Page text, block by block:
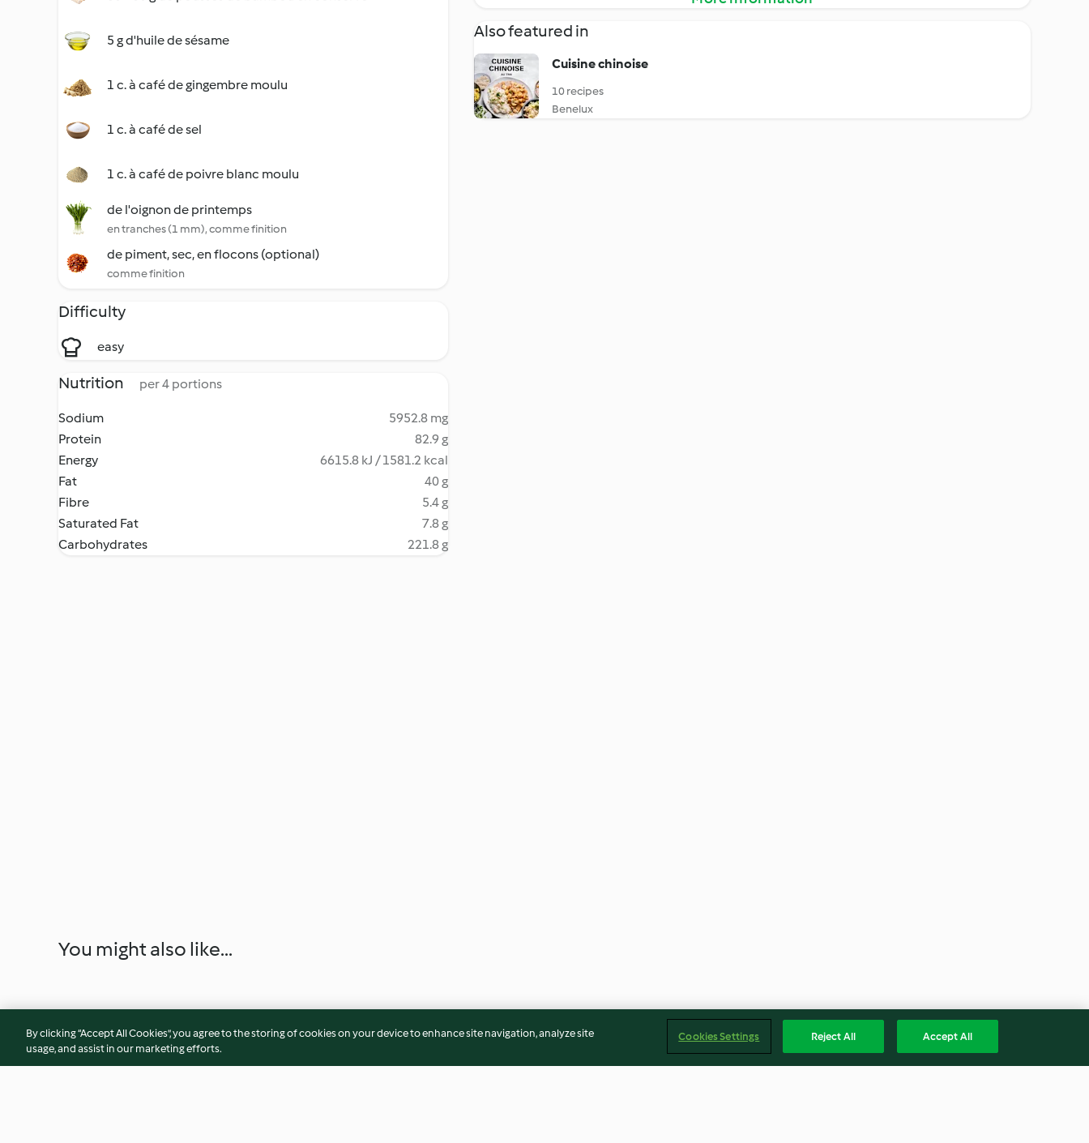
5 g d'huile de sésame
1 c. à café de gingembre moulu
1 c. à café de sel
1 c. à café de poivre blanc moulu
de l'oignon de printemps
en tranches (1 mm), comme finition
de piment, sec, en flocons (optional)
comme finition
Difficulty
easy
Nutrition per 4 portions
Sodium
5952.8 mg
Protein
82.9 g
Energy
6615.8 kJ / 1581.2 kcal
Fat
40 g
Fibre
5.4 g
Saturated Fat
7.8 g
Carbohydrates
221.8 g
Also featured in
Cuisine chinoise
10 recipes
Benelux
You might also like...
By clicking “Accept All Cookies”, you agree to the storing of cookies on your device to enhance site navigation, analyze site
usage, and assist in our marketing efforts.
Cookies Settings Reject All Accept All